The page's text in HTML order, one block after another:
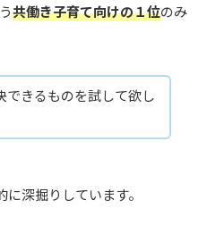
共働き子育て向けの１位のみ
できるものを試して欲し
深掘りしています。